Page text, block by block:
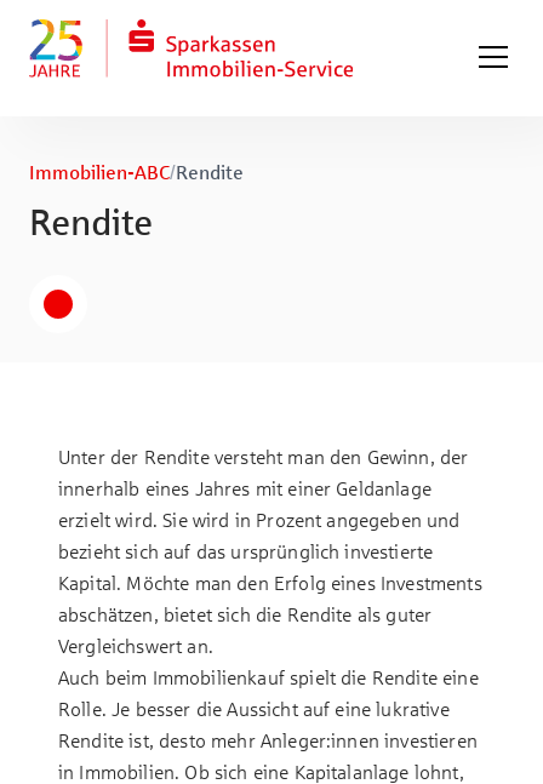
Zum Fuß springen
Immobilien-ABC/Ren­dite
Ren­dite
Unter der Rendite versteht man den Gewinn, der
innerhalb eines Jahres mit einer Geldanlage
erzielt wird. Sie wird in Prozent angegeben und
bezieht sich auf das ursprünglich investierte
Kapital. Möchte man den Erfolg eines Investments
abschätzen, bietet sich die Rendite als guter
Vergleichswert an.
Auch beim Immobilienkauf spielt die Rendite eine
Rolle. Je besser die Aussicht auf eine lukrative
Rendite ist, desto mehr Anleger:innen investieren
in Immobilien. Ob sich eine Kapitalanlage lohnt,